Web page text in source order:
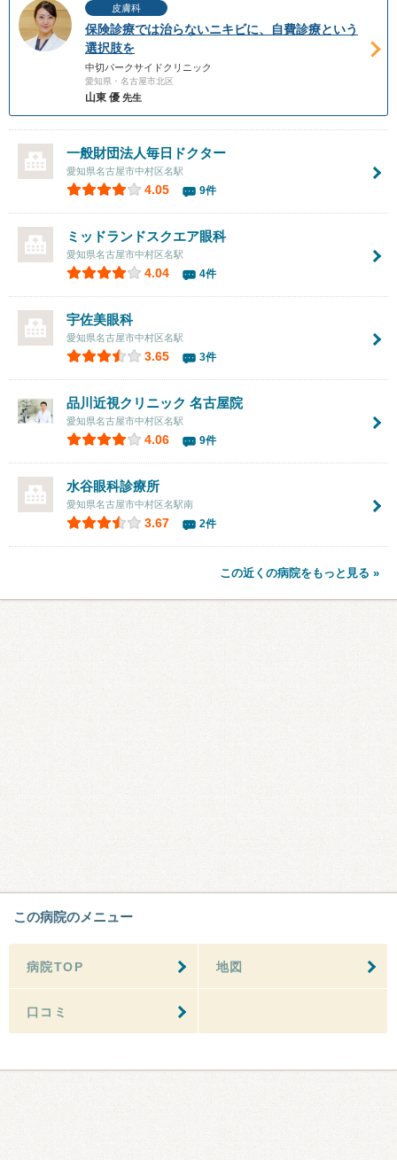
皮膚科
保険診療では治らないニキビに、自費診療という
選択肢を
中切パークサイドクリニック
愛知県・名古屋市北区
山東 優 先生
一般財団法人毎日ドクター
愛知県名古屋市中村区名駅
4.05 9件
ミッドランドスクエア眼科
愛知県名古屋市中村区名駅
4.04 4件
宇佐美眼科
愛知県名古屋市中村区名駅
3.65 3件
品川近視クリニック 名古屋院
愛知県名古屋市中村区名駅
4.06 9件
水谷眼科診療所
愛知県名古屋市中村区名駅南
3.67 2件
この近くの病院をもっと見る »
この病院のメニュー
病院TOP 地図
口コミ